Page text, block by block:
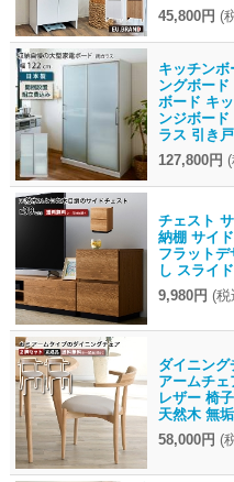
45,800円 (
キッチン
ングボー
ボード キ
ンジボー
ラス 引き
127,800円
チェスト
納棚 サイ
フラット
し スライ
9,980円 (税
ダイニング
アームチ
レザー 椅
天然木 無
58,000円 (